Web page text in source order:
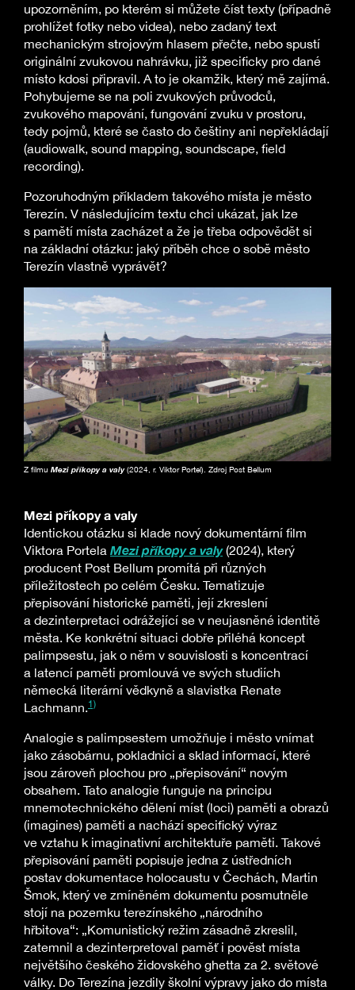
upozorněním, po kterém si můžete číst texty (případně
prohlížet fotky nebo videa), nebo zadaný text
mechanickým strojovým hlasem přečte, nebo spustí
originální zvukovou nahrávku, již specificky pro dané
místo kdosi připravil. A to je okamžik, který mě zajímá.
Pohybujeme se na poli zvukových průvodců,
zvukového mapování, fungování zvuku v prostoru,
tedy pojmů, které se často do češtiny ani nepřekládají
(audiowalk, sound mapping, soundscape, field
recording).
Pozoruhodným příkladem takového místa je město
Terezín. V následujícím textu chci ukázat, jak lze
s pamětí místa zacházet a že je třeba odpovědět si
na základní otázku: jaký příběh chce o sobě město
Terezín vlastně vyprávět?
Z filmu Mezi příkopy a valy(2024, r. Viktor Portel). Zdroj Post Bellum
Mezi příkopy a valy
Identickou otázku si klade nový dokumentární film
Viktora Portela Mezi příkopy a valy(2024), který
producent Post Bellum promítá při různých
příležitostech po celém Česku. Tematizuje
přepisování historické paměti, její zkreslení
a dezinterpretaci odrážející se v neujasněné identitě
města. Ke konkrétní situaci dobře přiléhá koncept
palimpsestu, jak o něm v souvislosti s koncentrací
a latencí paměti promlouvá ve svých studiích
německá literární vědkyně a slavistka Renate
Lachmann.1)
Analogie s palimpsestem umožňuje i město vnímat
jako zásobárnu, pokladnici a sklad informací, které
jsou zároveň plochou pro „přepisování“ novým
obsahem. Tato analogie funguje na principu
mnemotechnického dělení míst (loci) paměti a obrazů
(imagines) paměti a nachází specifický výraz
ve vztahu k imaginativní architektuře paměti. Takové
přepisování paměti popisuje jedna z ústředních
postav dokumentace holocaustu v Čechách, Martin
Šmok, který ve zmíněném dokumentu posmutněle
stojí na pozemku terezínského „národního
hřbitova“: „Komunistický režim zásadně zkreslil,
zatemnil a dezinterpretoval paměť i pověst místa
největšího českého židovského ghetta za 2. světové
války. Do Terezína jezdily školní výpravy jako do místa